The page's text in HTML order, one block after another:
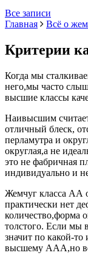
Все записи
Главная
Всё о
Критерии
Когда мы
него,мы часто
высшие классы
Наивысшим
отличный блеск,
перламутра и
округлая,а не
это не фабричная
индивидуально и
Жемчуг класса АА
практически нет
количество,форма
толстого. Если мы
значит по какой-
высшему ААА,но